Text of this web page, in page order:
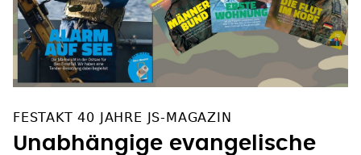
FESTAKT 40 JAHRE JS-MAGAZIN
Unabhängige evangelische